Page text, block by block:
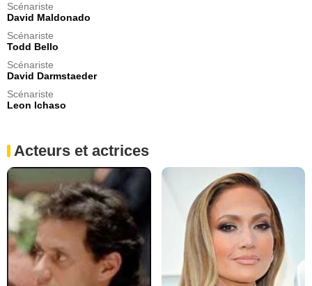
Scénariste
David Maldonado
Scénariste
Todd Bello
Scénariste
David Darmstaeder
Scénariste
Leon Ichaso
Acteurs et actrices